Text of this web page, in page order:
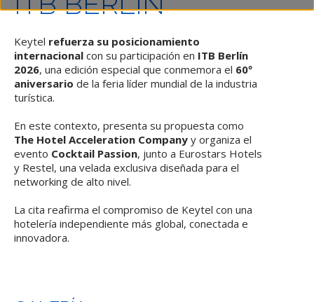
Keytel refuerza su posicionamiento
internacional con su participación en ITB Berlín
2026, una edición especial que conmemora el 60º
aniversario de la feria líder mundial de la industria
turística.
En este contexto, presenta su propuesta como
The Hotel Acceleration Company y organiza el
evento Cocktail Passion, junto a Eurostars Hotels
y Restel, una velada exclusiva diseñada para el
networking de alto nivel.
La cita reafirma el compromiso de Keytel con una
hotelería independiente más global, conectada e
innovadora.